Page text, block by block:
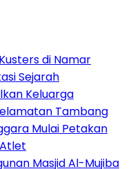
di Namar
Sejarah
Keluarga
Tambang
Mulai Petakan
Masjid Al-Mujiba